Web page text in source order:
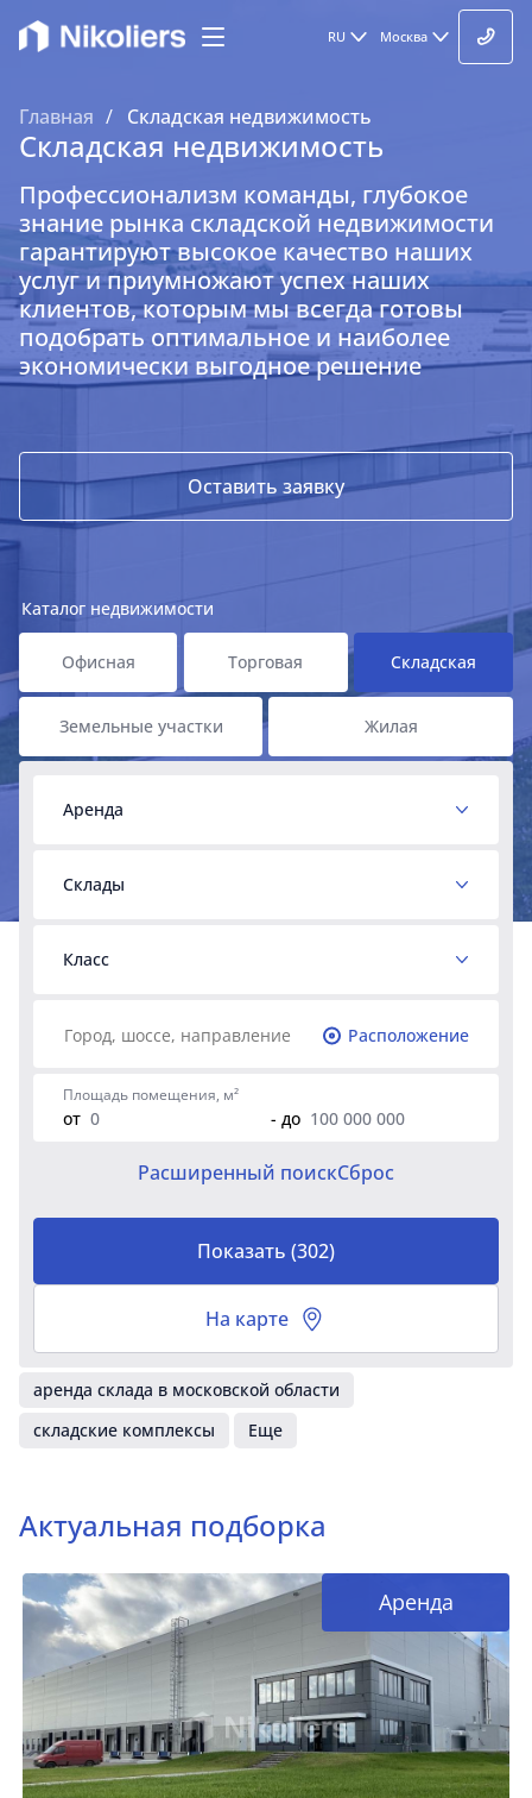
RU Москва
Главная Складская недвижимость
Складская недвижимость
Профессионализм команды, глубокое
знание рынка складской недвижимости
гарантируют высокое качество наших
услуг и приумножают успех наших
клиентов, которым мы всегда готовы
подобрать оптимальное и наиболее
экономически выгодное решение
Оставить заявку
Каталог недвижимости
Офисная Торговая Складская
Земельные участки Жилая
Аренда
Склады
Класс
Расположение
Площадь помещения, м²
от - до
Расширенный поискСброс
Показать (302)
На карте
аренда склада в московской области
складские комплексы
Еще
Актуальная подборка
Аренда